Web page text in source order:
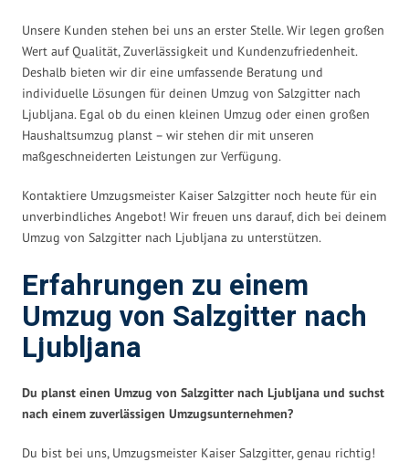
Unsere Kunden stehen bei uns an erster Stelle. Wir legen großen
Wert auf Qualität, Zuverlässigkeit und Kundenzufriedenheit.
Deshalb bieten wir dir eine umfassende Beratung und
individuelle Lösungen für deinen Umzug von Salzgitter nach
Ljubljana. Egal ob du einen kleinen Umzug oder einen großen
Haushaltsumzug planst – wir stehen dir mit unseren
maßgeschneiderten Leistungen zur Verfügung.
Kontaktiere Umzugsmeister Kaiser Salzgitter noch heute für ein
unverbindliches Angebot! Wir freuen uns darauf, dich bei deinem
Umzug von Salzgitter nach Ljubljana zu unterstützen.
Erfahrungen zu einem
Umzug von Salzgitter nach
Ljubljana
Du planst einen Umzug von Salzgitter nach Ljubljana und suchst
nach einem zuverlässigen Umzugsunternehmen?
Du bist bei uns, Umzugsmeister Kaiser Salzgitter, genau richtig!